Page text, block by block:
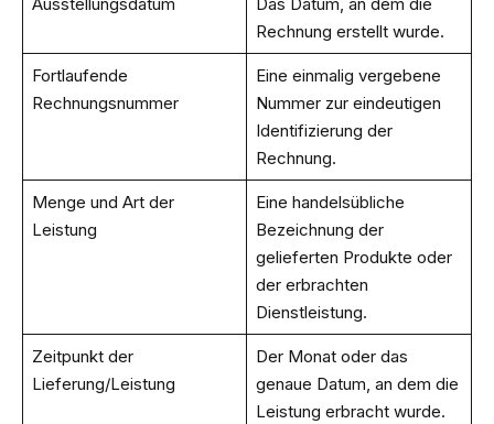
Ausstellungsdatum
Das Datum, an dem die
Rechnung erstellt wurde.
Fortlaufende
Rechnungsnummer
Eine einmalig vergebene
Nummer zur eindeutigen
Identifizierung der
Rechnung.
Menge und Art der
Leistung
Eine handelsübliche
Bezeichnung der
gelieferten Produkte oder
der erbrachten
Dienstleistung.
Zeitpunkt der
Lieferung/Leistung
Der Monat oder das
genaue Datum, an dem die
Leistung erbracht wurde.